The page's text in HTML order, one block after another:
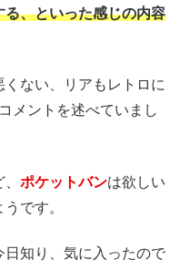
、といった感じの内容
ない、リアもレトロに
メントを述べていまし
ポケットバンは欲しい
です。
知り、気に入ったので